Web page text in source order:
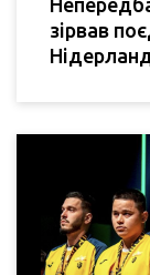
зірвав